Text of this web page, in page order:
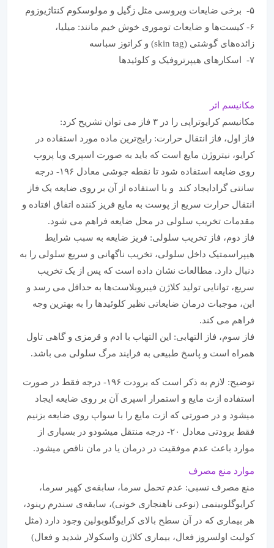
۵- برخی ضایعات ویروسی مثل زگیل و مولوسکوم کنتاژیوزوم
۶- کیست‌ها و ضایعات توموری خوش خیم مانند: میلیا،
زائده‌های گوشتی (skin tag) و کراتوز سباسه
۷- اسکارهای هیپرتروفیک و کلوئیدها
مکانیسم اثر
مکانیسم کرایوتراپی را در ۳ فاز می توان تشریح کرد:
فاز اول، فاز انتقال حرارت: رایج‌ترین ماده مورد استفاده در
کرایو، نیتروژن مایع است که باید به صورت اسپری ویا پروب
روی ضایعه استفاده شود تا نقطه جوشی معادل ۱۹۶- درجه
سانتی گرادایجاد کند و با استفاده از آن بر روی ضایعه یک فاز
انتقال حرارت سریع از پوست به مایع فریز کننده اتفاق افتاده و
مقدمات تخریب سلولی در محل ضایعه فراهم می شود.
فاز دوم، فاز تخریب سلولی: فریز ضایعه به سبب شرایط
هیپراسمتیک داخل سلولی، تخریب ناگهانی و سریع سلولی را به
دنبال دارد. مطالعات نشان داده است که پس از یک تخریب
سریع، توانایی تولید کلاژن فیبروبلاست‌ها به حداقل می رسد و
این، موجبات درمان ضایعاتی نظیر کلوئیدها را به بهترین وجه
فراهم می کند.
فاز سوم، فاز التهابی: این التهاب با ادم و قرمزی و گاهی تاول
همراه است و پاسخ طبیعی به فرایند مرگ سلولی می باشد.
توضیح: لازم به ذکر است که برودت ۱۹۶- درجه فقط در صورت
استفاده ازت مایع و استمرار اسپری آن بر روی ضایعه ایجاد
میشود و در صورتی که ازت مایع را با سواپ روی ضایعه بزنیم
فقط برودتی معادل ۲۰- درجه منتقل میشودو در بسیاری از
موارد باعث عدم موفقیت در درمان یا در مان ناقص میشود.
موارد منع مصرف
منع مصرف نسبی: عدم تحمل سرما، سابقه‌ی کهیر سرما،
کرایوگلوبینمی (نوعی ناهنجاری خونی)، سابقه‌ی سندرم رینود،
هر بیماری که در آن سطح بالای کرایوگلوبولین وجود دارد (مثل
کولیت اولسروز فعال، بیماری کلاژن واسکولار شدید و فعال)